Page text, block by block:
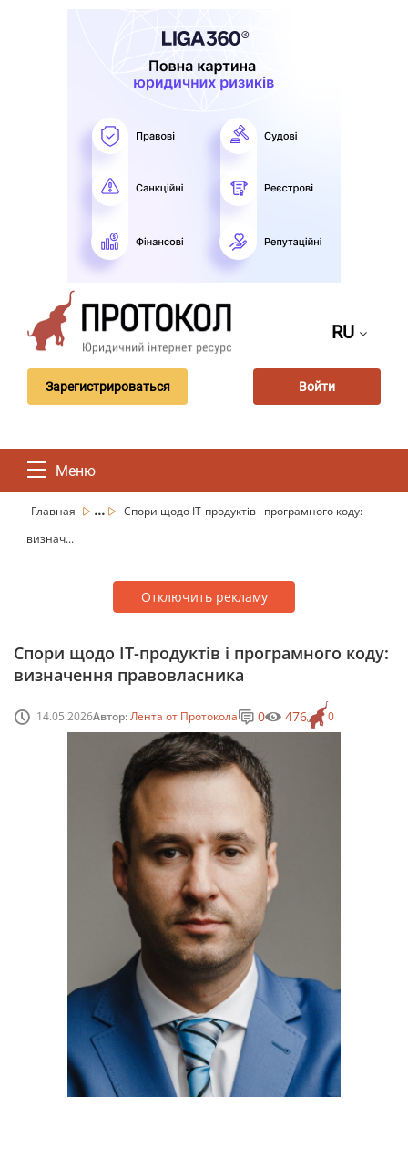
RU
Зарегистрироваться Войти
Меню
Главная ...
Спори щодо ІТ-продуктів і програмного коду:
визнач...
Отключить рекламу
Спори щодо ІТ-продуктів і програмного коду:
визначення правовласника
14.05.2026Автор:Лента от Протокола 0
0 476